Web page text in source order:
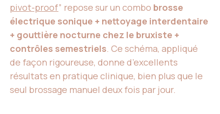
pivot-proof” repose sur un combo brosse
électrique sonique + nettoyage interdentaire
+ gouttière nocturne chez le bruxiste +
contrôles semestriels. Ce schéma, appliqué
de façon rigoureuse, donne d’excellents
résultats en pratique clinique, bien plus que le
seul brossage manuel deux fois par jour.